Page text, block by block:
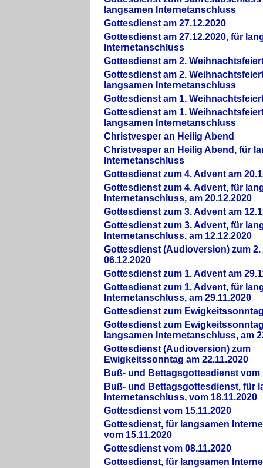
langsamen Internetanschluss
Gottesdienst am 27.12.2020
Gottesdienst am 27.12.2020, für
Internetanschluss
Gottesdienst am 2.
Gottesdienst am 2.
langsamen Internetanschluss
Gottesdienst am 1.
Gottesdienst am 1.
langsamen Internetanschluss
Christvesper an Heilig Abend
Christvesper an Heilig Abend, für
Internetanschluss
Gottesdienst zum 4. Advent am
Gottesdienst zum 4. Advent, für
Internetanschluss, am 20.12.2020
Gottesdienst zum 3. Advent am
Gottesdienst zum 3. Advent, für
Internetanschluss, am 12.12.2020
Gottesdienst (Audioversion) zum 2.
06.12.2020
Gottesdienst zum 1. Advent am
Gottesdienst zum 1. Advent, für
Internetanschluss, am 29.11.2020
Gottesdienst zum
Gottesdienst zum
langsamen Internetanschluss, am
Gottesdienst (Audioversion) zum
Ewigkeitssonntag am 22.11.2020
Buß- und Bettagsgottesdienst vom
Buß- und Bettagsgottesdienst, für
Internetanschluss, vom 18.11.2020
Gottesdienst vom 15.11.2020
Gottesdienst, für langsamen
vom 15.11.2020
Gottesdienst vom 08.11.2020
Gottesdienst, für langsamen